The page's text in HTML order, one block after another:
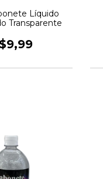
Líquido
Transparente